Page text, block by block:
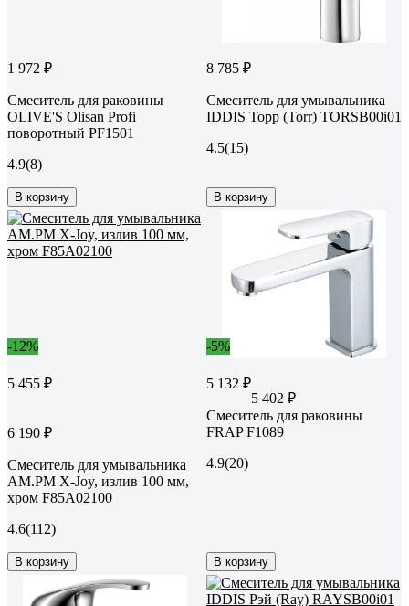
1 972 ₽
Смеситель для раковины
OLIVE'S Olisan Profi
поворотный PF1501
4.9(8)
В корзину
8 785 ₽
Смеситель для умывальника
IDDIS Торр (Torr) TORSB00i01
4.5(15)
В корзину
-12%
5 455 ₽
6 190 ₽
Смеситель для умывальника
AM.PM X-Joy, излив 100 мм,
хром F85A02100
4.6(112)
В корзину
-5%
5 132 ₽
5 402 ₽
Смеситель для раковины
FRAP F1089
4.9(20)
В корзину